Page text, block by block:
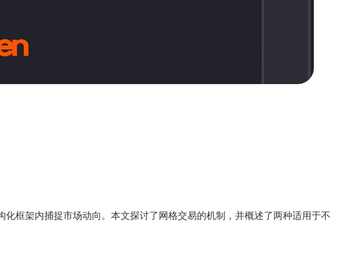
框架内捕捉市场动向。本文探讨了网格交易的机制，并概述了两种适用于不